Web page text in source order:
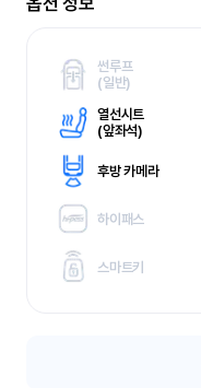
썬루프
(일반)
열선시트
(앞좌석)
후방 카메라
하이패스
스마트키